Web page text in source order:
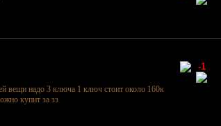
вещи надо 3 ключа 1 ключ стоит около 160к
купит за зз
-1